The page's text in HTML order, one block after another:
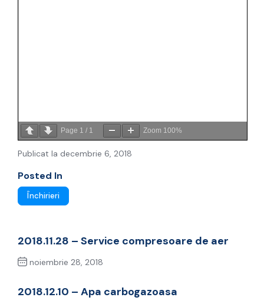
Page 1 / 1 Zoom 100%
Publicat la decembrie 6, 2018
Posted In
Închirieri
2018.11.28 – Service compresoare de aer
noiembrie 28, 2018
2018.12.10 – Apa carbogazoasa